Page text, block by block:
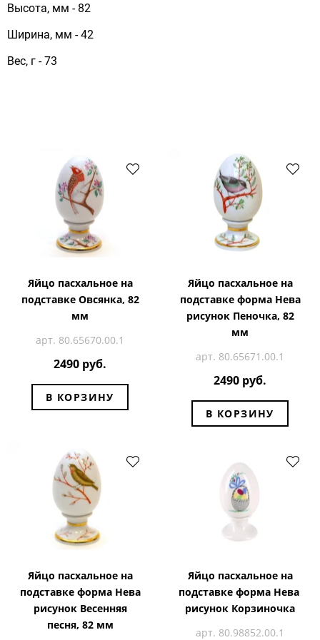
Высота, мм - 82
Ширина, мм - 42
Вес, г - 73
Яйцо пасхальное на
подставке Овсянка, 82
мм
арт. 80.65670.00.1
2490 руб.
В КОРЗИНУ
Яйцо пасхальное на
подставке форма Нева
рисунок Пеночка, 82
мм
арт. 80.65671.00.1
2490 руб.
В КОРЗИНУ
Яйцо пасхальное на
подставке форма Нева
рисунок Весенняя
песня, 82 мм
Яйцо пасхальное на
подставке форма Нева
рисунок Корзиночка
арт. 80.98852.00.1